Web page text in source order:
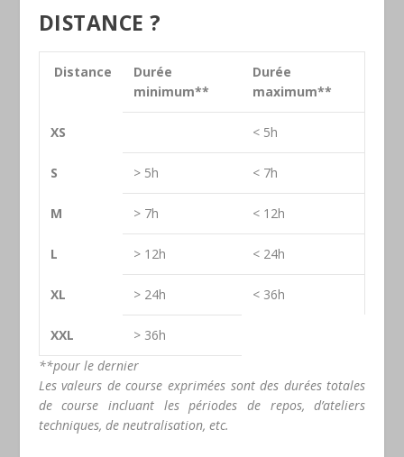
DISTANCE ?
Distance
Durée
minimum**
Durée
maximum**
XS < 5h
S > 5h < 7h
M > 7h < 12h
L > 12h < 24h
XL > 24h < 36h
XXL
> 36h
**pour le dernier
Les valeurs de course exprimées sont des durées totales
de course incluant les périodes de repos, d’ateliers
techniques, de neutralisation, etc.